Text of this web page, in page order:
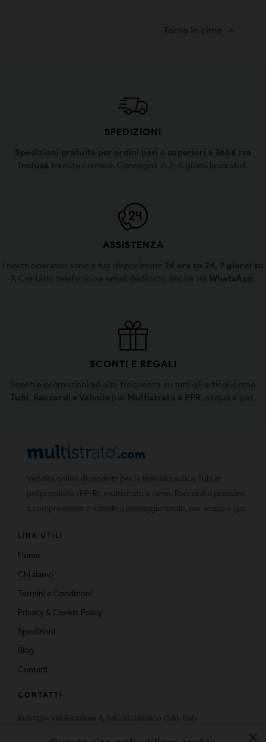
SPEDIZIONI
Spedizioni gratuite per ordini pari o superiori a 366€ iva
inclusa tramite corriere. Consegna in 2-4 giorni lavorativi.
ASSISTENZA
I nostri operatori sono a tua disposizione 24 ore su 24, 7 giorni su
7. Contatto telefonico e email dedicato, anche via WhatsApp
SCONTI E REGALI
Sconti e promozioni ad alta frequenza su tutti gli articoli come
Tubi, Raccordi e Valvole per Multistrato e PPR , acqua e gas.
LINK UTILI
Home
Chi siamo
Termini e Condizioni
Privacy & Cookie Policy
Spedizioni
Blog
Contatti
CONTATTI
×